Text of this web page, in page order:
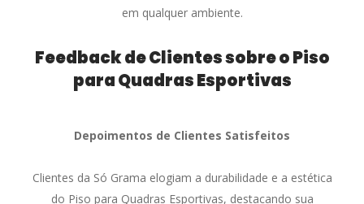
em qualquer ambiente.
Feedback de Clientes sobre o Piso
para Quadras Esportivas
Depoimentos de Clientes Satisfeitos
Clientes da Só Grama elogiam a durabilidade e a estética
do Piso para Quadras Esportivas, destacando sua